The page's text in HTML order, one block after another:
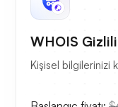
WHOIS
Kişisel bilgilerinizi